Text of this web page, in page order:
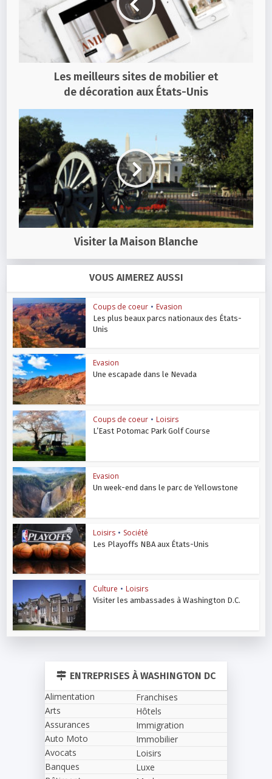
Les meilleurs sites de mobilier et
de décoration aux États-Unis
Visiter la Maison Blanche
VOUS AIMEREZ AUSSI
Coups de coeur • Evasion
Les plus beaux parcs nationaux des États-
Unis
Evasion
Une escapade dans le Nevada
Coups de coeur • Loisirs
L’East Potomac Park Golf Course
Evasion
Un week-end dans le parc de Yellowstone
Loisirs • Société
Les Playoffs NBA aux États-Unis
Culture • Loisirs
Visiter les ambassades à Washington D.C.
ENTREPRISES À WASHINGTON DC
Alimentation
Arts
Assurances
Auto Moto
Avocats
Banques
Franchises
Hôtels
Immigration
Immobilier
Loisirs
Luxe